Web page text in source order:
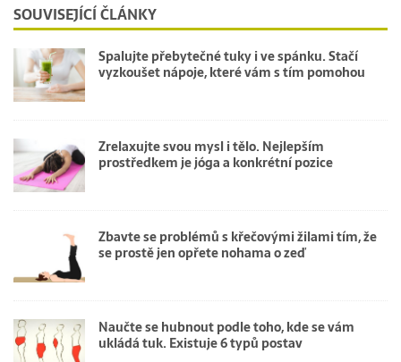
SOUVISEJÍCÍ ČLÁNKY
Spalujte přebytečné tuky i ve spánku. Stačí
vyzkoušet nápoje, které vám s tím pomohou
Zrelaxujte svou mysl i tělo. Nejlepším
prostředkem je jóga a konkrétní pozice
Zbavte se problémů s křečovými žilami tím, že
se prostě jen opřete nohama o zeď
Naučte se hubnout podle toho, kde se vám
ukládá tuk. Existuje 6 typů postav